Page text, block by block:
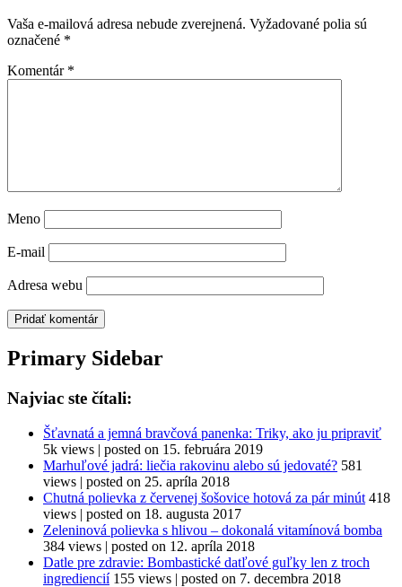
Vaša e-mailová adresa nebude zverejnená. Vyžadované polia sú
označené *
Komentár *
Meno
E-mail
Adresa webu
Primary Sidebar
Najviac ste čítali:
Šťavnatá a jemná bravčová panenka: Triky, ako ju pripraviť
5k views | posted on 15. februára 2019
Marhuľové jadrá: liečia rakovinu alebo sú jedovaté? 581
views | posted on 25. apríla 2018
Chutná polievka z červenej šošovice hotová za pár minút 418
views | posted on 18. augusta 2017
Zeleninová polievka s hlivou – dokonalá vitamínová bomba
384 views | posted on 12. apríla 2018
Datle pre zdravie: Bombastické datľové guľky len z troch
ingrediencií 155 views | posted on 7. decembra 2018